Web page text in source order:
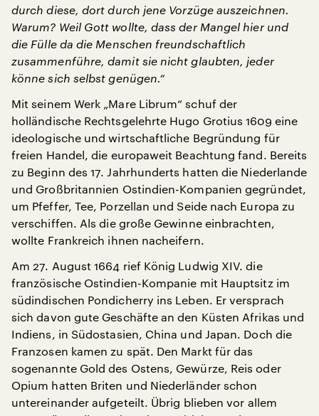
durch diese, dort durch jene Vorzüge auszeichnen.
Warum? Weil Gott wollte, dass der Mangel hier und
die Fülle da die Menschen freundschaftlich
zusammenführe, damit sie nicht glaubten, jeder
könne sich selbst genügen.“
Mit seinem Werk „Mare Librum“ schuf der
holländische Rechtsgelehrte Hugo Grotius 1609 eine
ideologische und wirtschaftliche Begründung für
freien Handel, die europaweit Beachtung fand. Bereits
zu Beginn des 17. Jahrhunderts hatten die Niederlande
und Großbritannien Ostindien-Kompanien gegründet,
um Pfeffer, Tee, Porzellan und Seide nach Europa zu
verschiffen. Als die große Gewinne einbrachten,
wollte Frankreich ihnen nacheifern.
Am 27. August 1664 rief König Ludwig XIV. die
französische Ostindien-Kompanie mit Hauptsitz im
südindischen Pondicherry ins Leben. Er versprach
sich davon gute Geschäfte an den Küsten Afrikas und
Indiens, in Südostasien, China und Japan. Doch die
Franzosen kamen zu spät. Den Markt für das
sogenannte Gold des Ostens, Gewürze, Reis oder
Opium hatten Briten und Niederländer schon
untereinander aufgeteilt. Übrig blieben vor allem